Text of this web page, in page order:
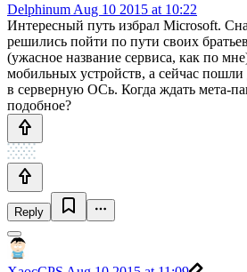
Delphinum Aug 10 2015 at 10:22
Интересный путь избрал Microsoft.
решились пойти по пути своих
(ужасное название сервиса, как по
мобильных устройств, а сейчас
в серверную ОСь. Когда ждать мета-
подобное?
Reply